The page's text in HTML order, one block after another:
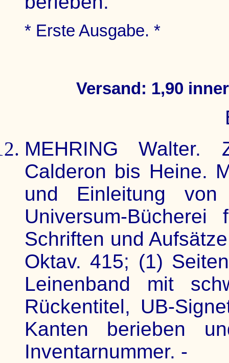
* Erste Ausgabe. *
Versand: 1,90
MEHRING Walter.
Calderon bis Heine.
und Einleitung von
Universum-
Schriften und
Oktav. 415; (1)
Leinenband mit
Rückentitel, UB-
Kanten berieben
Inventarnummer. -